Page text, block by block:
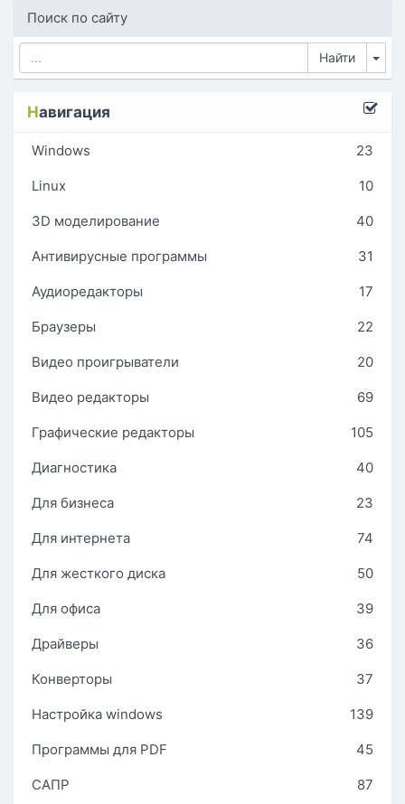
Поиск по сайту
Навигация
Windows 23
Linux 10
3D моделирование 40
Антивирусные программы 31
Аудиоредакторы 17
Браузеры 22
Видео проигрыватели 20
Видео редакторы 69
Графические редакторы 105
Диагностика 40
Для бизнеса 23
Для интернета 74
Для жесткого диска 50
Для офиса 39
Драйверы 36
Конверторы 37
Настройка windows 139
Программы для PDF 45
САПР 87